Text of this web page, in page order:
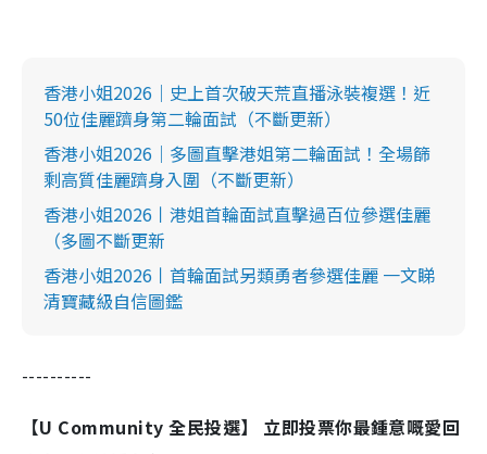
香港小姐2026｜史上首次破天荒直播泳裝複選！近
50位佳麗躋身第二輪面試（不斷更新）
香港小姐2026｜多圖直擊港姐第二輪面試！全場篩
剩高質佳麗躋身入圍（不斷更新）
香港小姐2026丨港姐首輪面試直擊過百位參選佳麗
（多圖不斷更新
香港小姐2026丨首輪面試另類勇者參選佳麗 一文睇
清寶藏級自信圖鑑
----------
【U Community 全民投選】 立即投票你最鍾意嘅愛回